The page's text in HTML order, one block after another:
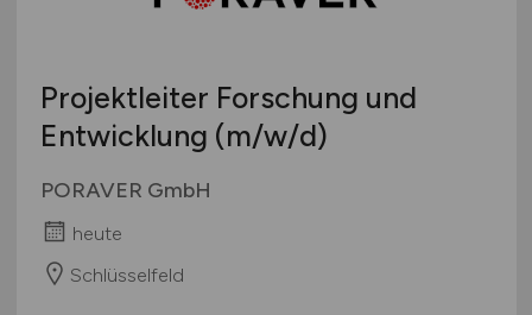
Projektleiter Forschung und
Entwicklung (m/w/d)
PORAVER GmbH
heute
Schlüsselfeld